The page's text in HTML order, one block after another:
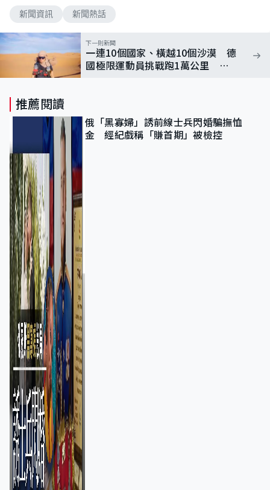
新聞資訊 新聞熱話
下一則新聞
一連10個國家、橫越10個沙漠 德
國極限運動員挑戰跑1萬公里 冀
推薦閱讀
俄「黑寡婦」誘前線士兵閃婚騙撫恤
金 經紀戲稱「賺首期」被檢控